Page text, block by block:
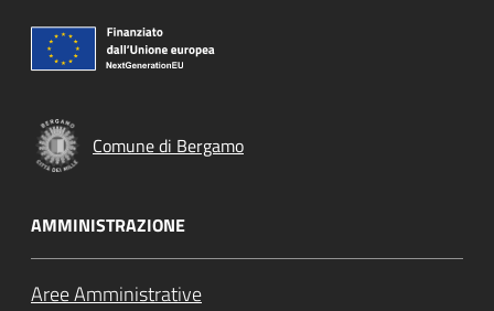
Comune di Bergamo
AMMINISTRAZIONE
Aree Amministrative